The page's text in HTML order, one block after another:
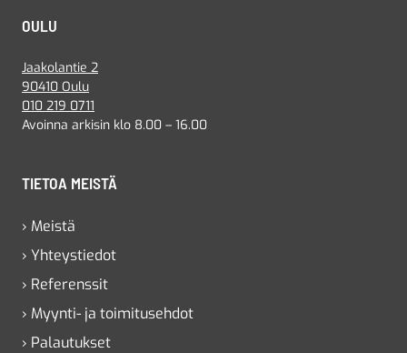
OULU
Jaakolantie 2
90410 Oulu
010 219 0711
Avoinna arkisin klo 8.00 – 16.00
TIETOA MEISTÄ
› Meistä
› Yhteystiedot
› Referenssit
› Myynti- ja toimitusehdot
› Palautukset